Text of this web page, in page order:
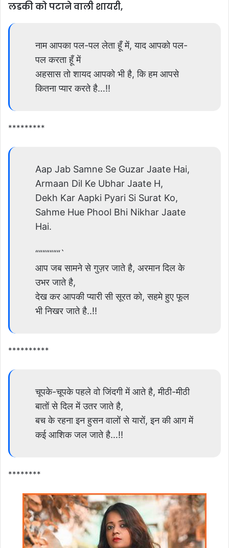
लडकी को पटाने वाली शायरी,
नाम आपका पल-पल लेता हूँ में, याद आपको पल-
पल करता हूँ में
अहसास तो शायद आपको भी है, कि हम आपसे
कितना प्यार करते है…!!
*********
Aap Jab Samne Se Guzar Jaate Hai,
Armaan Dil Ke Ubhar Jaate H,
Dekh Kar Aapki Pyari Si Surat Ko,
Sahme Hue Phool Bhi Nikhar Jaate
Hai.
“““““““`
आप जब सामने से गुज़र जाते है, अरमान दिल के
उभर जाते है,
देख कर आपकी प्यारी सी सूरत को, सहमे हुए फूल
भी निखर जाते है..!!
**********
चूपके-चूपके पहले वो जिंदगी में आते है, मीठी-मीठी
बातों से दिल में उतर जाते है,
बच के रहना इन हुसन वालों से यारों, इन की आग में
कई आशिक जल जाते है…!!
********